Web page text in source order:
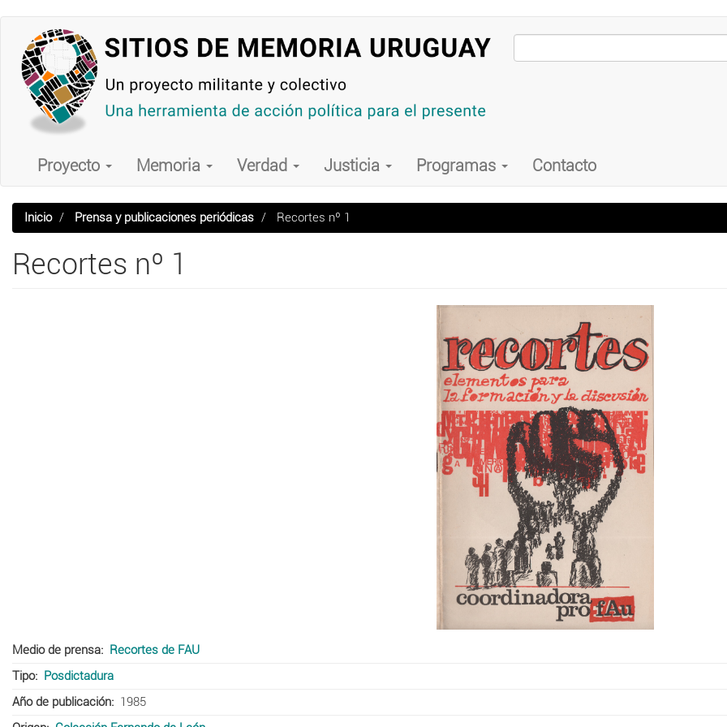
contenido
principal
Main
navigation
Proyecto Memoria Verdad Justicia Programas Contacto
Inicio Prensa y publicaciones periódicas Recortes nº 1
Recortes nº 1
Medio de prensa
Recortes de FAU
Tipo
Posdictadura
Año de publicación
1985